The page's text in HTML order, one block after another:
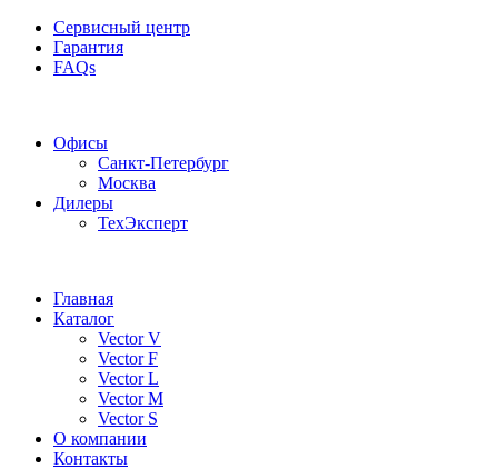
Сервисный центр
Гарантия
FAQs
Офисы
Санкт-Петербург
Москва
Дилеры
ТехЭксперт
Главная
Каталог
Vector V
Vector F
Vector L
Vector M
Vector S
О компании
Контакты